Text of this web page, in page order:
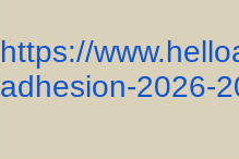
https://
adhesion-2026-